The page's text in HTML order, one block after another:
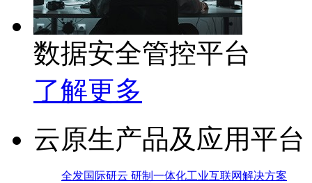
数据安全管控平台
了解更多
云原生产品及应用平台
全发国际研云 研制一体化工业互联网解决方案